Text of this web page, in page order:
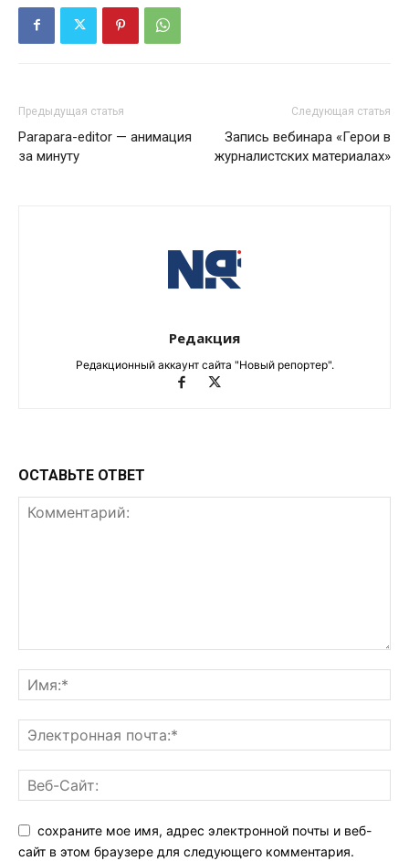
Предыдущая статья
Parapara-editor — анимация
за минуту
Следующая статья
Запись вебинара «Герои в
журналистских материалах»
Редакция
Редакционный аккаунт сайта "Новый репортер".
ОСТАВЬТЕ ОТВЕТ
сохраните мое имя, адрес электронной почты и веб-
сайт в этом браузере для следующего комментария.